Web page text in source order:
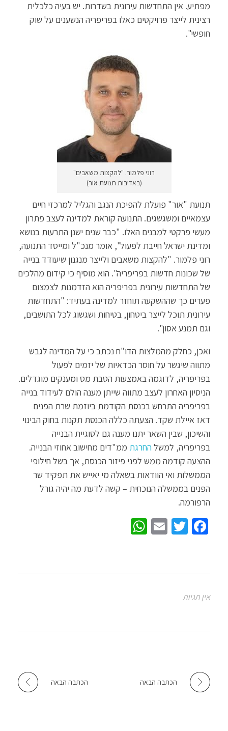
מפתיע. אין התחדשות עירונית בשדרות. יש בעיה כלכלית
רצינית לייצר פרויקטים כאלו בפריפריה הנשענים על שוק
חופשי".
רוני פלמור. "להקצות משאבים"
(באדיבות תנועת אור)
תנועת "אור" פועלת להפיכת הנגב והגליל למרכזי חיים
עצמאיים ומשגשגים. התנועה קוראת למדינה לעצב פתרון
מעשי פרקטי למבנים האלו. "כבר שנים ישנן התרעות בנושא
ומדינת ישראל חייבת לפעול", אומר מנכ"ל ומייסד התנועה,
רוני פלמור. "להקצות משאבים ולייצר מנגנון שיעודד בנייה
של שכונות חדשות בפריפריה". הוא מוסיף כי קידום מהלכים
של התחדשות עירונית בפריפריה הוא הזדמנות לצמצום
פערים כך שההשקעה תוחזר למדינה בעתיד: "התחדשות
עירונית תוכל לייצר ביטחון, בטיחות ושגשוג לכל התושבים,
וגם תמנע אסון".
ואכן, כחלק מהמלצות הדו"ח נכתב כי על המדינה לגבש
מתווה שיגשר על חוסר הכדאיות של יזמים לפעול
בפריפריה, לדוגמה באמצעות הטבת מס ומענקים מוגדלים.
הניסיון האחרון לעצב מתווה שייתן מענה הולם לעידוד בנייה
בפריפריה התרחש בכנסת הקודמת ביוזמת שרת הפנים
דאז איילת שקד. הצעתה כללה הכנסת תקנות בחוק הבינוי
והשיכון, שבין השאר יתנו מענה גם לסוגיית הבנייה
בפריפריה, למשלהחרגת ממ"דים מחישוב אחוזי הבנייה.
ההצעה קודמה ממש לפני פיזור הכנסת, אך בשל חילופי
הממשלות ואי הוודאות בשאלה מי יאייש את תפקיד שר
הפנים בממשלה הנוכחית – קשה לדעת מה יהיה גורל
הרפורמה.
Fa
o
o
T
er
E
sA
אין תגיות
הכתבה הבאה הכתבה הבאה